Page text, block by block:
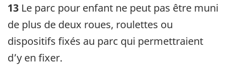
13 Le parc pour enfant ne peut pas être muni
de plus de deux roues, roulettes ou
dispositifs fixés au parc qui permettraient
d’y en fixer.